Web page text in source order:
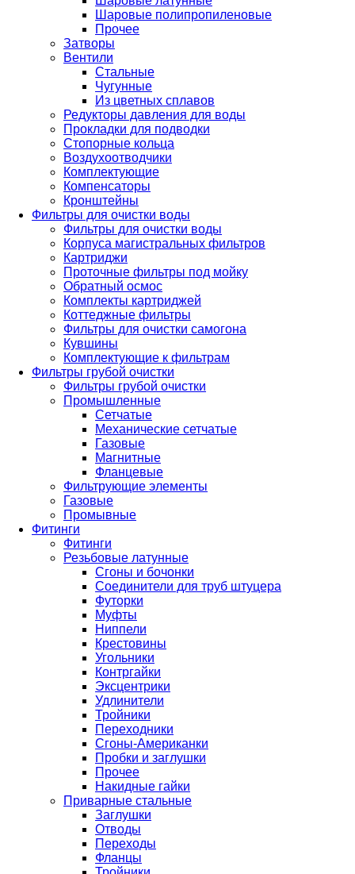
Шаровые полипропиленовые
Прочее
Затворы
Вентили
Стальные
Чугунные
Из цветных сплавов
Редукторы давления для воды
Прокладки для подводки
Стопорные кольца
Воздухоотводчики
Комплектующие
Компенсаторы
Кронштейны
Фильтры для очистки воды
Фильтры для очистки воды
Корпуса магистральных фильтров
Картриджи
Проточные фильтры под мойку
Обратный осмос
Комплекты картриджей
Коттеджные фильтры
Фильтры для очистки самогона
Кувшины
Комплектующие к фильтрам
Фильтры грубой очистки
Фильтры грубой очистки
Промышленные
Сетчатые
Механические сетчатые
Газовые
Магнитные
Фланцевые
Фильтрующие элементы
Газовые
Промывные
Фитинги
Фитинги
Резьбовые латунные
Сгоны и бочонки
Соединители для труб штуцера
Футорки
Муфты
Ниппели
Крестовины
Угольники
Контргайки
Эксцентрики
Удлинители
Тройники
Переходники
Сгоны-Американки
Пробки и заглушки
Прочее
Накидные гайки
Приварные стальные
Заглушки
Отводы
Переходы
Фланцы